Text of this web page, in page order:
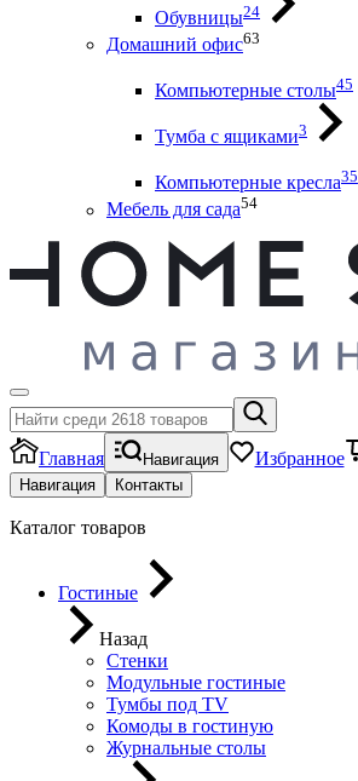
Обувницы24
Домашний офис63
Компьютерные столы45
Тумба с ящиками3
Компьютерные кресла35
Мебель для сада54
Главная Навигация Избранное
Навигация Контакты
Каталог товаров
Гостиные
Назад
Стенки
Модульные гостиные
Тумбы под ТV
Комоды в гостиную
Журнальные столы